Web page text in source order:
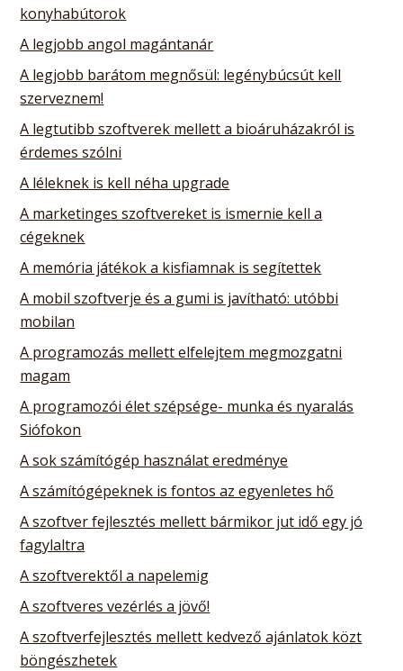
konyhabútorok
A legjobb angol magántanár
A legjobb barátom megnősül: legénybúcsút kell
szerveznem!
A legtutibb szoftverek mellett a bioáruházakról is
érdemes szólni
A léleknek is kell néha upgrade
A marketinges szoftvereket is ismernie kell a
cégeknek
A memória játékok a kisfiamnak is segítettek
A mobil szoftverje és a gumi is javítható: utóbbi
mobilan
A programozás mellett elfelejtem megmozgatni
magam
A programozói élet szépsége- munka és nyaralás
Siófokon
A sok számítógép használat eredménye
A számítógépeknek is fontos az egyenletes hő
A szoftver fejlesztés mellett bármikor jut idő egy jó
fagylaltra
A szoftverektől a napelemig
A szoftveres vezérlés a jövő!
A szoftverfejlesztés mellett kedvező ajánlatok közt
böngészhetek